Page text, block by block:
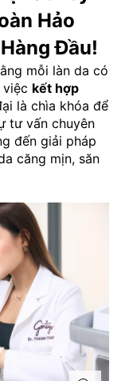
Hảo
Đầu!
mỗi làn da có
việc
là chìa khóa để
tư vấn chuyên
đến giải pháp
căng mịn, săn